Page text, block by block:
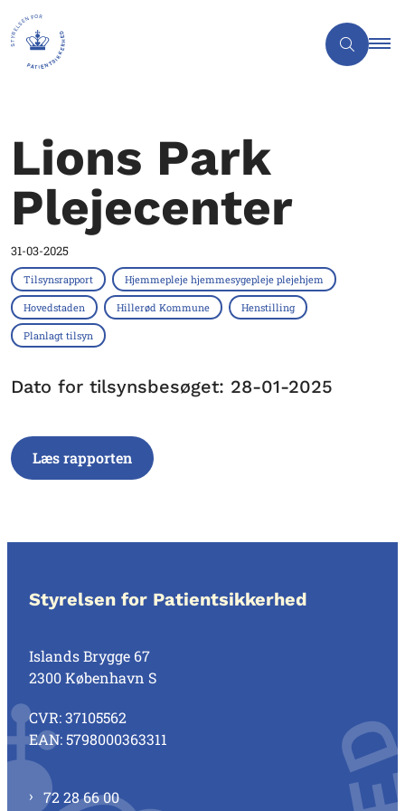
Lions Park
Plejecenter
31-03-2025
Tilsynsrapport Hjemmepleje hjemmesygepleje plejehjem
Hovedstaden Hillerød Kommune Henstilling
Planlagt tilsyn
Dato for tilsynsbesøget: 28-01-2025
Læs rapporten
Styrelsen for Patientsikkerhed
Islands Brygge 67
2300 København S
CVR: 37105562
EAN: 5798000363311
72 28 66 00